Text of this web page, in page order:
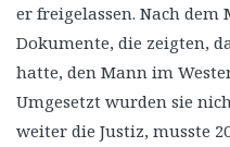
er freigelassen. Nach
Dokumente, die zeigten,
hatte, den Mann im
Umgesetzt wurden sie
weiter die Justiz, musste